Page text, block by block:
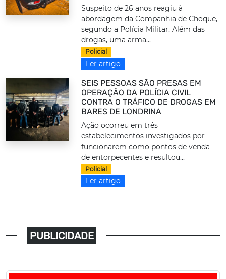
Suspeito de 26 anos reagiu à
abordagem da Companhia de Choque,
segundo a Polícia Militar. Além das
drogas, uma arma...
Policial
Ler artigo
SEIS PESSOAS SÃO PRESAS EM
OPERAÇÃO DA POLÍCIA CIVIL
CONTRA O TRÁFICO DE DROGAS EM
BARES DE LONDRINA
Ação ocorreu em três
estabelecimentos investigados por
funcionarem como pontos de venda
de entorpecentes e resultou...
Policial
Ler artigo
PUBLICIDADE